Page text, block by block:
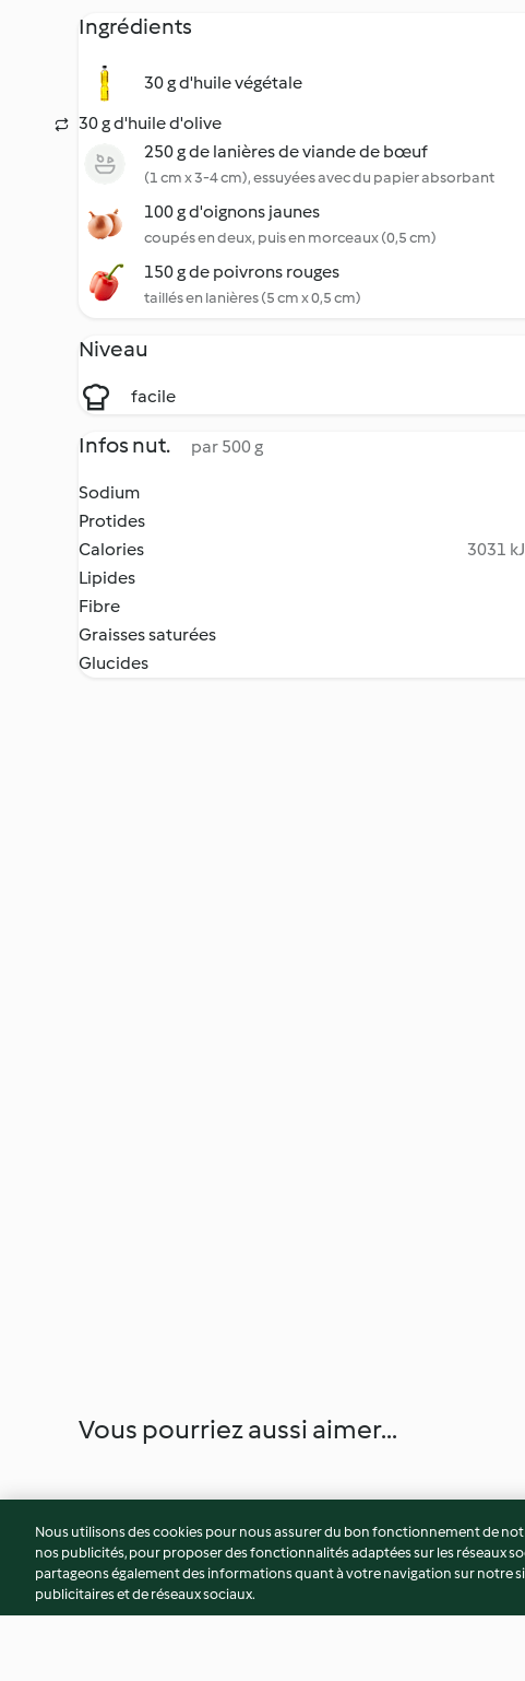
Ingrédients
30 g d'huile végétale
30 g d'huile d'olive
250 g de lanières de viande de bœuf
(1 cm x 3-4 cm), essuyées avec du papier absorbant
100 g d'oignons jaunes
coupés en deux, puis en morceaux (0,5 cm)
150 g de poivrons rouges
taillés en lanières (5 cm x 0,5 cm)
Niveau
facile
Infos nut. par 500 g
Sodium
Protides
Calories
3031
Lipides
Fibre
Graisses saturées
Glucides
Vous pourriez aussi aimer...
Nous utilisons des cookies pour nous assurer du bon fonctionnement de
nos publicités, pour proposer des fonctionnalités adaptées sur les réseaux
partageons également des informations quant à votre navigation sur notre
publicitaires et de réseaux sociaux.